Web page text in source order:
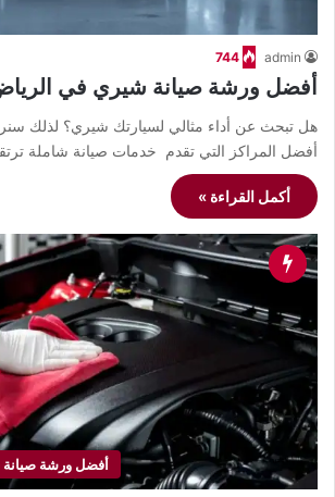
admin
744
أفضل ورشة صيانة شيري في
هل تبحث عن أداء مثالي لسيارتك شيري؟ لذلك
أفضل المراكز التي تقدم خدمات صيانة شاملة
أكمل القراءة »
أفضل ورشة